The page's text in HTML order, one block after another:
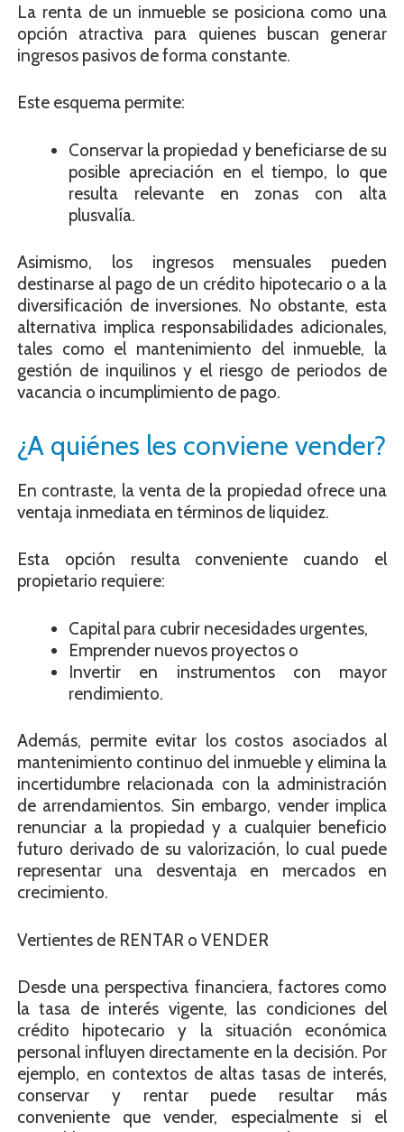
La renta de un inmueble se posiciona como una
opción atractiva para quienes buscan generar
ingresos pasivos de forma constante.
Este esquema permite:
Conservar la propiedad y beneficiarse de su
posible apreciación en el tiempo, lo que
resulta relevante en zonas con alta
plusvalía.
Asimismo, los ingresos mensuales pueden
destinarse al pago de un crédito hipotecario o a la
diversificación de inversiones. No obstante, esta
alternativa implica responsabilidades adicionales,
tales como el mantenimiento del inmueble, la
gestión de inquilinos y el riesgo de periodos de
vacancia o incumplimiento de pago.
¿A quiénes les conviene vender?
En contraste, la venta de la propiedad ofrece una
ventaja inmediata en términos de liquidez.
Esta opción resulta conveniente cuando el
propietario requiere:
Capital para cubrir necesidades urgentes,
Emprender nuevos proyectos o
Invertir en instrumentos con mayor
rendimiento.
Además, permite evitar los costos asociados al
mantenimiento continuo del inmueble y elimina la
incertidumbre relacionada con la administración
de arrendamientos. Sin embargo, vender implica
renunciar a la propiedad y a cualquier beneficio
futuro derivado de su valorización, lo cual puede
representar una desventaja en mercados en
crecimiento.
Vertientes de RENTAR o VENDER
Desde una perspectiva financiera, factores como
la tasa de interés vigente, las condiciones del
crédito hipotecario y la situación económica
personal influyen directamente en la decisión. Por
ejemplo, en contextos de altas tasas de interés,
conservar y rentar puede resultar más
conveniente que vender, especialmente si el